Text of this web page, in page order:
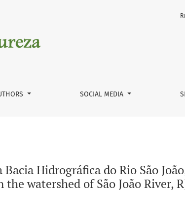
RJ / Mapping the Dynamics of Land cover
SOCIAL MEDIA
Hidrográfica do Rio São
watershed of São João River,